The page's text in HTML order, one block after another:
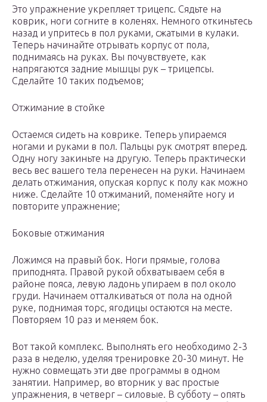
Это упражнение укрепляет трицепс. Сядьте на
коврик, ноги согните в коленях. Немного откиньтесь
назад и упритесь в пол руками, сжатыми в кулаки.
Теперь начинайте отрывать корпус от пола,
поднимаясь на руках. Вы почувствуете, как
напрягаются задние мышцы рук – трицепсы.
Сделайте 10 таких подъемов;
Отжимание в стойке
Остаемся сидеть на коврике. Теперь упираемся
ногами и руками в пол. Пальцы рук смотрят вперед.
Одну ногу закиньте на другую. Теперь практически
весь вес вашего тела перенесен на руки. Начинаем
делать отжимания, опуская корпус к полу как можно
ниже. Сделайте 10 отжиманий, поменяйте ногу и
повторите упражнение;
Боковые отжимания
Ложимся на правый бок. Ноги прямые, голова
приподнята. Правой рукой обхватываем себя в
районе пояса, левую ладонь упираем в пол около
груди. Начинаем отталкиваться от пола на одной
руке, поднимая торс, ягодицы остаются на месте.
Повторяем 10 раз и меняем бок.
Вот такой комплекс. Выполнять его необходимо 2-3
раза в неделю, уделяя тренировке 20-30 минут. Не
нужно совмещать эти две программы в одном
занятии. Например, во вторник у вас простые
упражнения, в четверг – силовые. В субботу – опять